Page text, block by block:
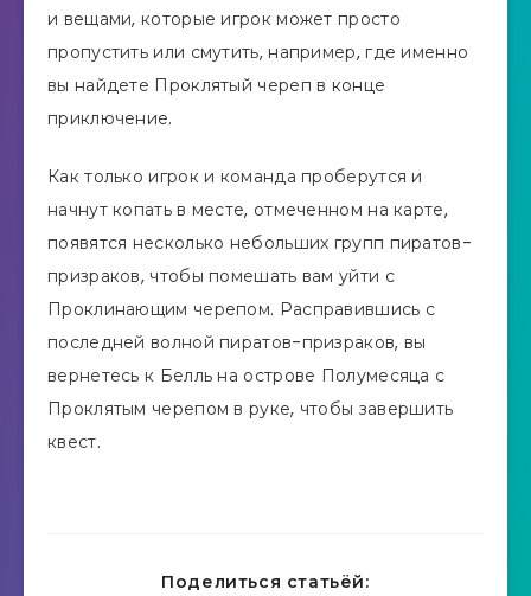
и вещами, которые игрок может просто
пропустить или смутить, например, где именно
вы найдете Проклятый череп в конце
приключение.
Как только игрок и команда проберутся и
начнут копать в месте, отмеченном на карте,
появятся несколько небольших групп пиратов-
призраков, чтобы помешать вам уйти с
Проклинающим черепом. Расправившись с
последней волной пиратов-призраков, вы
вернетесь к Белль на острове Полумесяца с
Проклятым черепом в руке, чтобы завершить
квест.
Поделиться статьёй: